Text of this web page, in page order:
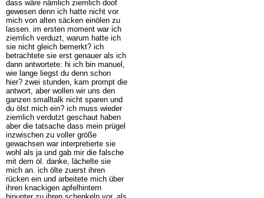
dass wäre nämlich ziemlich doof
gewesen denn ich hatte nicht vor
mich von alten säcken einölen zu
lassen. im ersten moment war ich
ziemlich verduzt, warum hatte ich
sie nicht gleich bemerkt? ich
betrachtete sie erst genauer als ich
dann antwortete: hi ich bin manuel,
wie lange liegst du denn schon
hier? zwei stunden, kam prompt die
antwort, aber wollen wir uns den
ganzen smalltalk nicht sparen und
du ölst mich ein? ich muss wieder
ziemlich verdutzt geschaut haben
aber die tatsache dass mein prügel
inzwischen zu voller größe
gewachsen war interpretierte sie
wohl als ja und gab mir die falsche
mit dem öl. danke, lächelte sie
mich an. ich ölte zuerst ihren
rücken ein und arbeitete mich über
ihren knackigen apfelhintern